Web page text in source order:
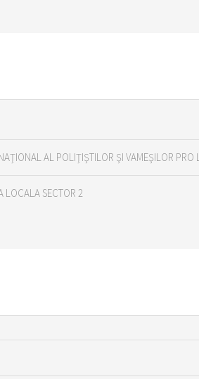
AL POLIŢIŞTILOR ŞI VAMEŞILOR PRO
LOCALA SECTOR 2